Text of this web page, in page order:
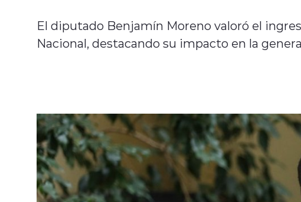
El diputado Benjamín Moreno valoró el
Nacional, destacando su impacto en la